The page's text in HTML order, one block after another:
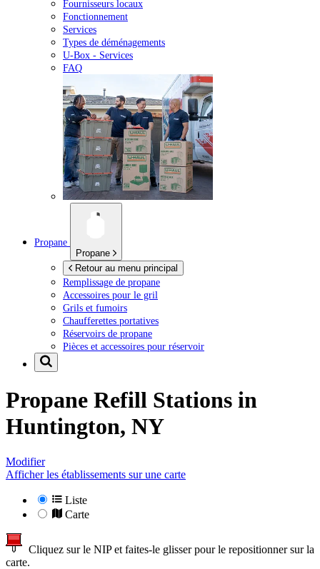
Fournisseurs locaux
Fonctionnement
Services
Types de déménagements
U-Box - Services
FAQ
Propane
Propane
Retour au menu principal
Remplissage de propane
Accessoires pour le gril
Grils et fumoirs
Chaufferettes portatives
Réservoirs de propane
Pièces et accessoires pour réservoir
Propane Refill Stations in
Huntington, NY
Modifier
Afficher les établissements sur une carte
Liste
Carte
Cliquez sur le NIP et faites-le glisser pour le repositionner sur la
carte.